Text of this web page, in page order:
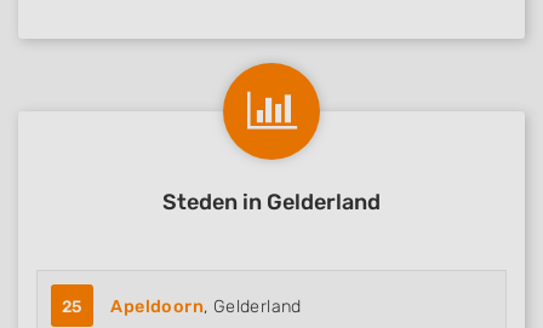
Steden in Gelderland
25 Apeldoorn, Gelderland